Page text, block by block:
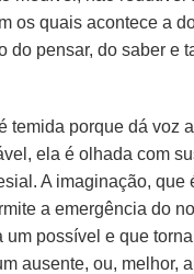
os quais acontece a
do pensar, do saber e
temida porque dá voz
ela é olhada com
A imaginação, que
a emergência do
um possível e que
ausente, ou, melhor,